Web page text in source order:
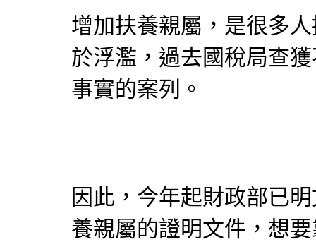
增加扶養親屬，是很多
於浮濫，過去國稅局查
事實的案列。
因此，今年起財政部已
養親屬的證明文件，想